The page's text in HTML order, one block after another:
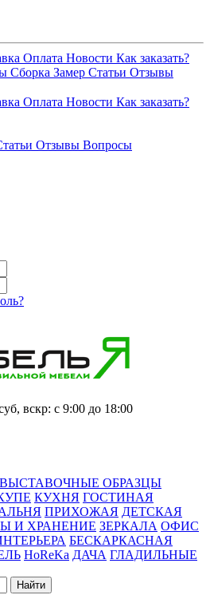
Оплата Новости Как заказать?
Сборка Замер Статьи Отзывы
Оплата Новости Как заказать?
Отзывы Вопросы
вскр: с 9:00 до 18:00
ОБРАЗЦЫ
КУХНЯ ГОСТИНАЯ
ПРИХОЖАЯ ДЕТСКАЯ
И ХРАНЕНИЕ ЗЕРКАЛА ОФИС
БЕСКАРКАСНАЯ
HoReKa ДАЧА ГЛАДИЛЬНЫЕ
Найти